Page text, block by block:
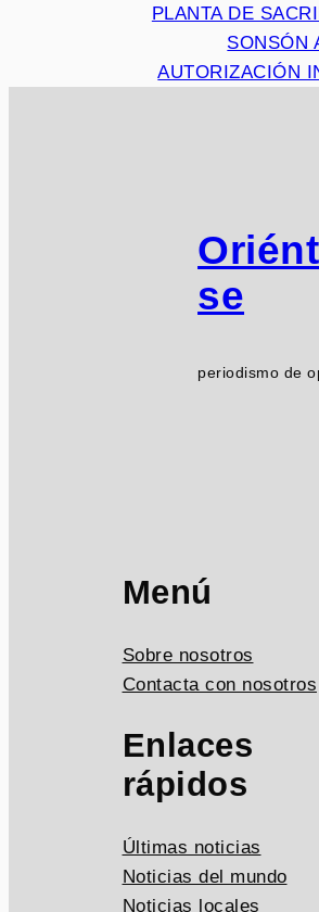
PLANTA DE
SONSÓN
AUTORIZACIÓN
se
periodismo de
Menú
Sobre nosotros
Contacta con nosotros
Enlaces
rápidos
Últimas noticias
Noticias del mundo
Noticias locales